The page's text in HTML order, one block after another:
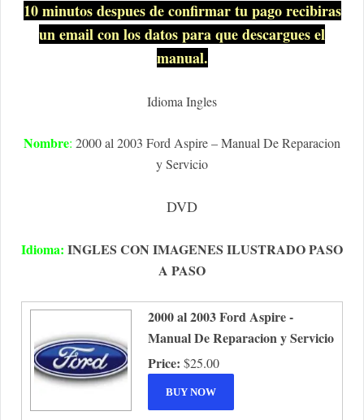
10 minutos despues de confirmar tu pago recibiras
un email con los datos para que descargues el
manual.
Idioma Ingles
Nombre: 2000 al 2003 Ford Aspire – Manual De Reparacion
y Servicio
DVD
Idioma: INGLES CON IMAGENES ILUSTRADO PASO
A PASO
2000 al 2003 Ford Aspire -
Manual De Reparacion y Servicio
Price: $25.00